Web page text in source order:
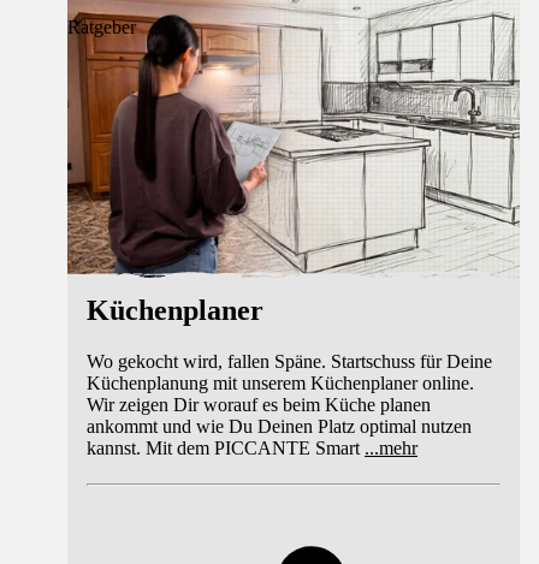
Ratgeber
Küchenplaner
Wo gekocht wird, fallen Späne. Startschuss für Deine
Küchenplanung mit unserem Küchenplaner online.
Wir zeigen Dir worauf es beim Küche planen
ankommt und wie Du Deinen Platz optimal nutzen
kannst. Mit dem PICCANTE Smart ...mehr